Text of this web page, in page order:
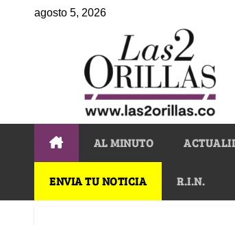
agosto 5, 2026
AL MINUTO
ENVIA TU NOTICIA R.I.N.